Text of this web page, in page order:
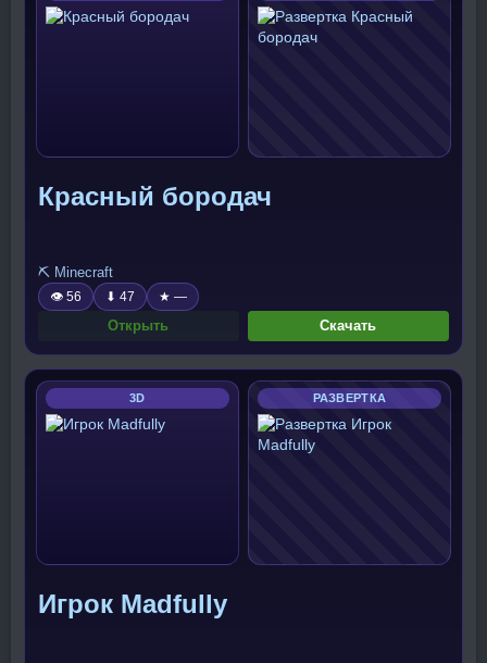
Красный бородач
⛏️ Minecraft
👁 56 ⬇ 47 ★ —
Открыть Скачать
3D РАЗВЕРТКА
Игрок Madfully